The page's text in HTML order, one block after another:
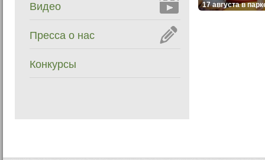
Видео
Пресса о нас
Конкурсы
17 августа в